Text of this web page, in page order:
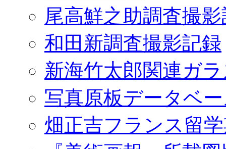
尾高鮮之助調査撮
和田新調査撮影記録
新海竹太郎関連ガ
写真原板データベ
畑正吉フランス留